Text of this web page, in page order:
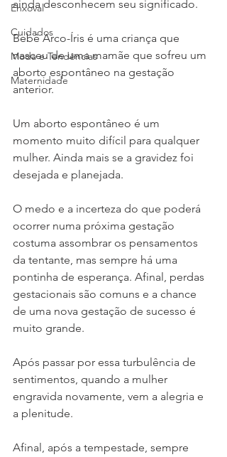
Enxoval
Cuidados
Moda e Tendências
Maternidade
ainda desconhecem seu significado.
Bebê Arco-Íris é uma criança que
nasceu de uma mamãe que sofreu um
aborto espontâneo na gestação
anterior.
Um aborto espontâneo é um
momento muito difícil para qualquer
mulher. Ainda mais se a gravidez foi
desejada e planejada.
O medo e a incerteza do que poderá
ocorrer numa próxima gestação
costuma assombrar os pensamentos
da tentante, mas sempre há uma
pontinha de esperança. Afinal, perdas
gestacionais são comuns e a chance
de uma nova gestação de sucesso é
muito grande.
Após passar por essa turbulência de
sentimentos, quando a mulher
engravida novamente, vem a alegria e
a plenitude.
Afinal, após a tempestade, sempre